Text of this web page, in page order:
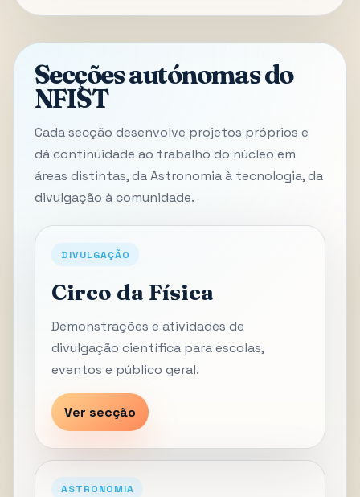
Secções autónomas do
NFIST
Cada secção desenvolve projetos próprios e
dá continuidade ao trabalho do núcleo em
áreas distintas, da Astronomia à tecnologia, da
divulgação à comunidade.
DIVULGAÇÃO
Circo da Física
Demonstrações e atividades de
divulgação científica para escolas,
eventos e público geral.
Ver secção
ASTRONOMIA